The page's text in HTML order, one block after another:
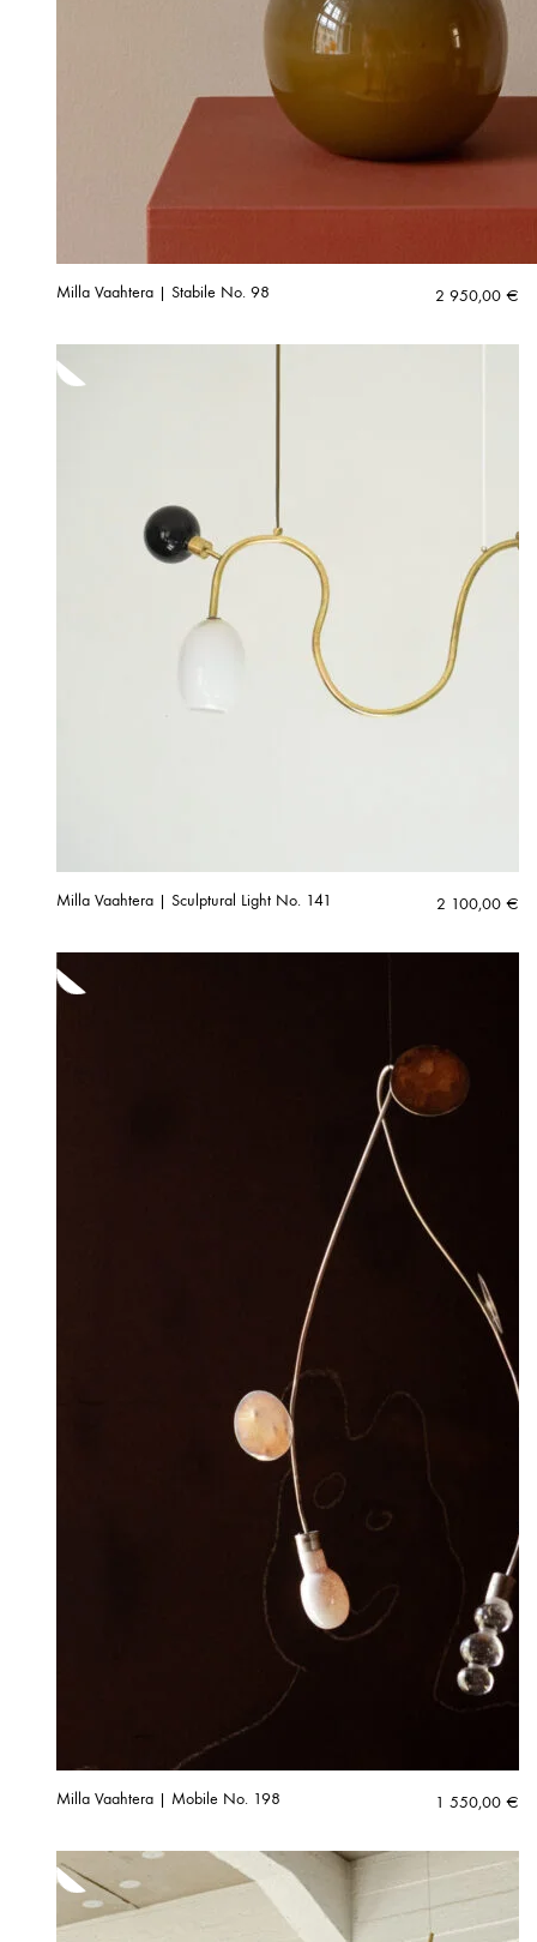
Milla Vaahtera | Stabile No. 98 2 950,00 €
Milla Vaahtera | Sculptural Light No. 141 2 100,00 €
Milla Vaahtera | Mobile No. 198 1 550,00 €